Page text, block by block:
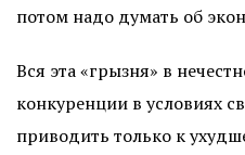
потом надо думать об
Вся эта «грызня» в
конкуренции в условиях
приводить только к